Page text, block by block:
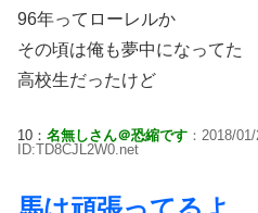
96年ってローレルか
その頃は俺も夢中になってた
高校生だったけど
10： 名無しさん＠恐縮です ：2018/
ID:TD8CJL2W0.net